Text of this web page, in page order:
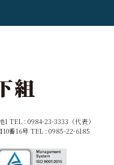
1 TEL : 0984-23-3333（代表）
番16号 TEL :0985-22-6185